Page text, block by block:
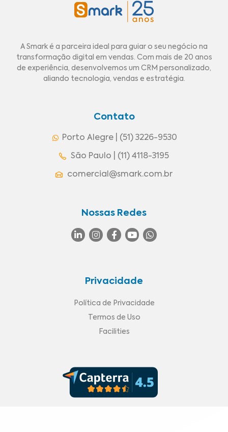
A Smark é a parceira ideal para guiar o seu negócio na
transformação digital em vendas. Com mais de 20 anos
de experiência, desenvolvemos um CRM personalizado,
aliando tecnologia, vendas e estratégia.
Contato
Porto Alegre | (51) 3226-9530
São Paulo | (11) 4118-3195
comercial@smark.com.br
Nossas Redes
Privacidade
Política de Privacidade
Termos de Uso
Facilities